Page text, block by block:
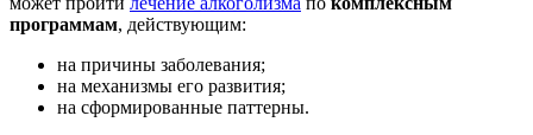
программам, действующим:
на причины заболевания;
на механизмы его развития;
на сформированные паттерны.